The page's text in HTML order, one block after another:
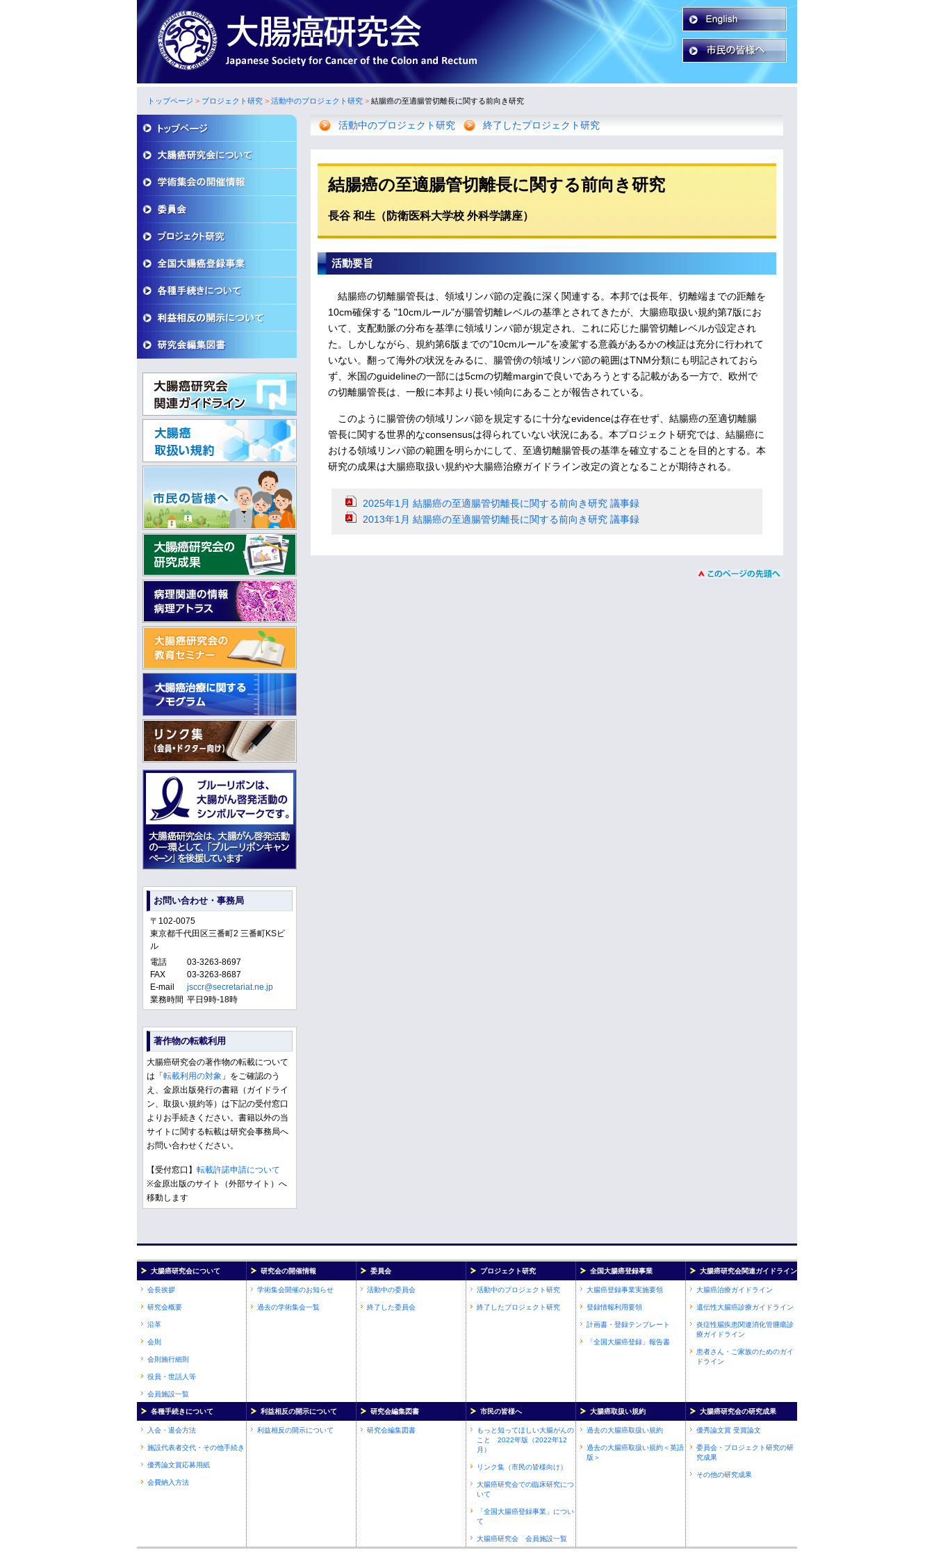
トップページ > プロジェクト研究 > 活動中のプロジェクト研究 > 結腸癌の至適腸管切離長に関する前向き研究
活動中のプロジェクト研究 終了したプロジェクト研究
結腸癌の至適腸管切離長に関する前向き研究
長谷 和生（防衛医科大学校 外科学講座）
活動要旨
結腸癌の切離腸管長は、領域リンパ節の定義に深く関連する。本邦では長年、切離端までの距離を
10cm確保する "10cmルール"が腸管切離レベルの基準とされてきたが、大腸癌取扱い規約第7版にお
いて、支配動脈の分布を基準に領域リンパ節が規定され、これに応じた腸管切離レベルが設定され
た。しかしながら、規約第6版までの"10cmルール"を凌駕する意義があるかの検証は充分に行われて
いない。翻って海外の状況をみるに、腸管傍の領域リンパ節の範囲はTNM分類にも明記されておら
ず、米国のguidelineの一部には5cmの切離marginで良いであろうとする記載がある一方で、欧州で
の切離腸管長は、一般に本邦より長い傾向にあることが報告されている。
このように腸管傍の領域リンパ節を規定するに十分なevidenceは存在せず、結腸癌の至適切離腸
管長に関する世界的なconsensusは得られていない状況にある。本プロジェクト研究では、結腸癌に
おける領域リンパ節の範囲を明らかにして、至適切離腸管長の基準を確立することを目的とする。本
研究の成果は大腸癌取扱い規約や大腸癌治療ガイドライン改定の資となることが期待される。
2025年1月 結腸癌の至適腸管切離長に関する前向き研究 議事録
2013年1月 結腸癌の至適腸管切離長に関する前向き研究 議事録
お問い合わせ・事務局
〒102-0075
東京都千代田区三番町2 三番町KSビ
ル
電話
03-3263-8697
FAX
03-3263-8687
E-mail
jsccr@secretariat.ne.jp
業務時間 平日9時-18時
著作物の転載利用
大腸癌研究会の著作物の転載について
は「転載利用の対象 」をご確認のう
え、金原出版発行の書籍（ガイドライ
ン、取扱い規約等）は下記の受付窓口
よりお手続きください。書籍以外の当
サイトに関する転載は研究会事務局へ
お問い合わせください。
【受付窓口】 転載許諾申請について
※金原出版のサイト（外部サイト）へ
移動します
大腸癌研究会について 研究会の開催情報 委員会 プロジェクト研究 全国大腸癌登録事業 大腸癌研究会関連ガイドライン
会長挨拶
研究会概要
沿革
会則
会則施行細則
役員・世話人等
会員施設一覧
学術集会開催のお知らせ
過去の学術集会一覧
活動中の委員会
終了した委員会
活動中のプロジェクト研究
終了したプロジェクト研究
大腸癌登録事業実施要領
登録情報利用要領
計画書・登録テンプレート
「全国大腸癌登録」報告書
大腸癌治療ガイドライン
遺伝性大腸癌診療ガイドライン
炎症性腸疾患関連消化管腫瘍診
療ガイドライン
患者さん・ご家族のためのガイ
ドライン
各種手続きについて 利益相反の開示について 研究会編集図書 市民の皆様へ 大腸癌取扱い規約 大腸癌研究会の研究成果
入会・退会方法
施設代表者交代・その他手続き
優秀論文賞応募用紙
会費納入方法
利益相反の開示について 研究会編集図書
もっと知ってほしい大腸がんの
こと 2022年版（2022年12
月）
リンク集（市民の皆様向け）
大腸癌研究会での臨床研究につ
いて
「全国大腸癌登録事業」につい
て
大腸癌研究会 会員施設一覧
過去の大腸癌取扱い規約
過去の大腸癌取扱い規約＜英語
版＞
優秀論文賞 受賞論文
委員会・プロジェクト研究の研
究成果
その他の研究成果